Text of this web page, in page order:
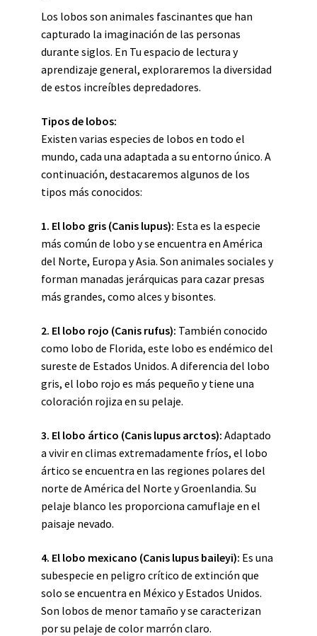
Los lobos son animales fascinantes que han
capturado la imaginación de las personas
durante siglos. En Tu espacio de lectura y
aprendizaje general, exploraremos la diversidad
de estos increíbles depredadores.
Tipos de lobos:
Existen varias especies de lobos en todo el
mundo, cada una adaptada a su entorno único. A
continuación, destacaremos algunos de los
tipos más conocidos:
1. El lobo gris (Canis lupus): Esta es la especie
más común de lobo y se encuentra en América
del Norte, Europa y Asia. Son animales sociales y
forman manadas jerárquicas para cazar presas
más grandes, como alces y bisontes.
2. El lobo rojo (Canis rufus): También conocido
como lobo de Florida, este lobo es endémico del
sureste de Estados Unidos. A diferencia del lobo
gris, el lobo rojo es más pequeño y tiene una
coloración rojiza en su pelaje.
3. El lobo ártico (Canis lupus arctos): Adaptado
a vivir en climas extremadamente fríos, el lobo
ártico se encuentra en las regiones polares del
norte de América del Norte y Groenlandia. Su
pelaje blanco les proporciona camuflaje en el
paisaje nevado.
4. El lobo mexicano (Canis lupus baileyi): Es una
subespecie en peligro crítico de extinción que
solo se encuentra en México y Estados Unidos.
Son lobos de menor tamaño y se caracterizan
por su pelaje de color marrón claro.